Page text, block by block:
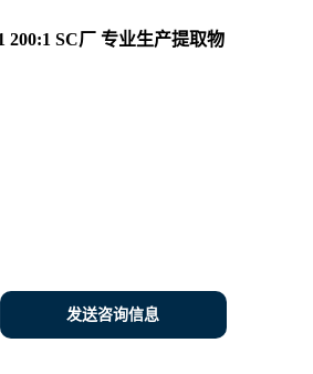
200:1 SC厂 专业生产提取物
发送咨询信息